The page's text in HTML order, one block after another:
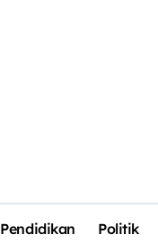
Pendidikan Politik